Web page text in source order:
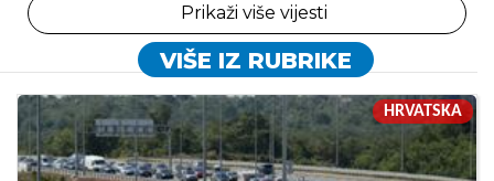
Prikaži više vijesti
VIŠE IZ RUBRIKE
HRVATSKA